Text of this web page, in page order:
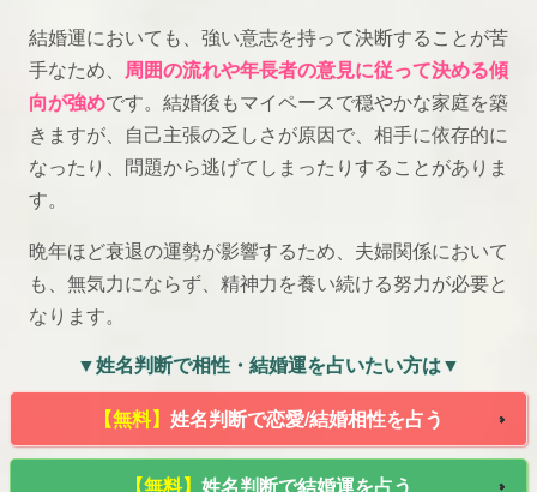
結婚運においても、強い意志を持って決断することが苦
手なため、 周囲の流れや年長者の意見に従って決める傾
向が強めです。結婚後もマイペースで穏やかな家庭を築
きますが、自己主張の乏しさが原因で、相手に依存的に
なったり、問題から逃げてしまったりすることがありま
す。
晩年ほど衰退の運勢が影響するため、夫婦関係において
も、無気力にならず、精神力を養い続ける努力が必要と
なります。
▼姓名判断で相性・結婚運を占いたい方は▼
【無料】 姓名判断で恋愛/結婚相性を占う
【無料】 姓名判断で結婚運を占う